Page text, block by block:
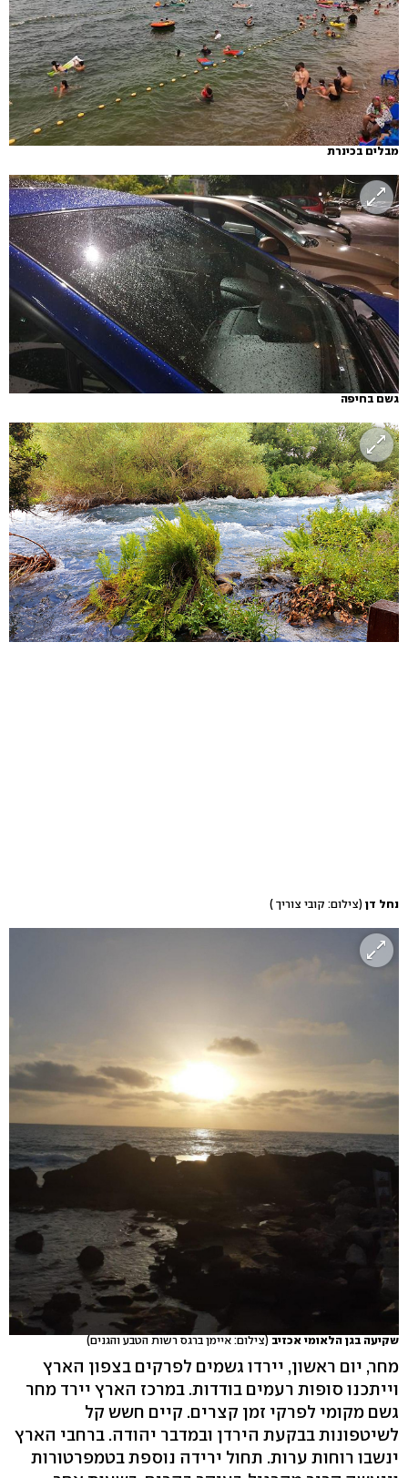
מבלים בכינרת
גשם בחיפה
נחל דן (צילום: קובי צוריך )
שקיעה בגן הלאומי אכזיב (צילום: איימן ברגס רשות הטבע והגנים)
מחר, יום ראשון, יירדו גשמים לפרקים בצפון הארץ
וייתכנו סופות רעמים בודדות. במרכז הארץ יירד מחר
גשם מקומי לפרקי זמן קצרים. קיים חשש קל
לשיטפונות בבקעת הירדן ובמדבר יהודה. ברחבי הארץ
ינשבו רוחות ערות. תחול ירידה נוספת בטמפרטורות